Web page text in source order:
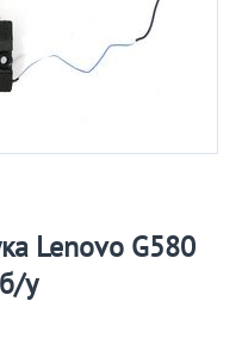
Lenovo G580
у